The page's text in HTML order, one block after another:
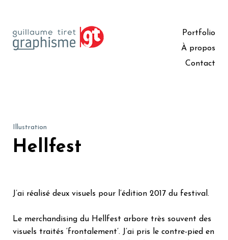
Portfolio
À propos
Contact
Illustration
Hellfest
J’ai réalisé deux visuels pour l’édition 2017 du festival.
Le merchandising du Hellfest arbore très souvent des
visuels traités ‘frontalement’. J’ai pris le contre-pied en